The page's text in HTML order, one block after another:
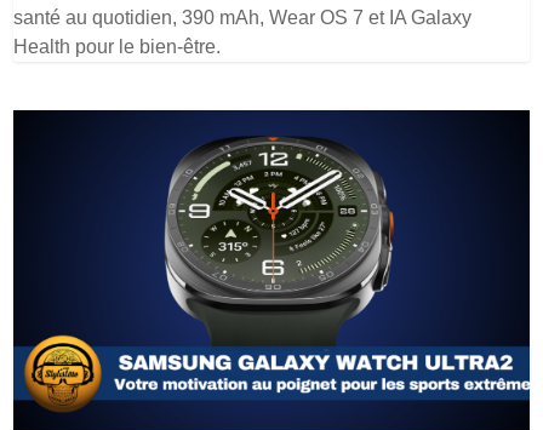
santé au quotidien, 390 mAh, Wear OS 7 et IA Galaxy
Health pour le bien-être.